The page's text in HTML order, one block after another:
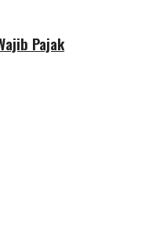
Pajak